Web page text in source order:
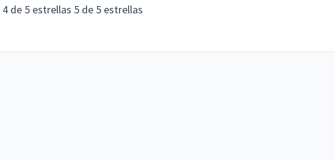
4 de 5 estrellas 5 de 5 estrellas